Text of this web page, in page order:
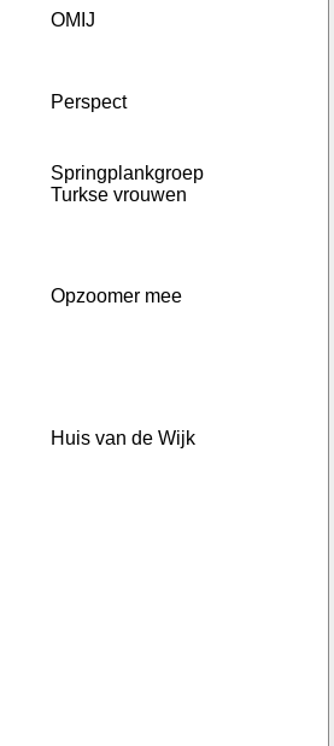
OMIJ
Perspect
Springplankgroep
Turkse vrouwen
Opzoomer mee
Huis van de Wijk